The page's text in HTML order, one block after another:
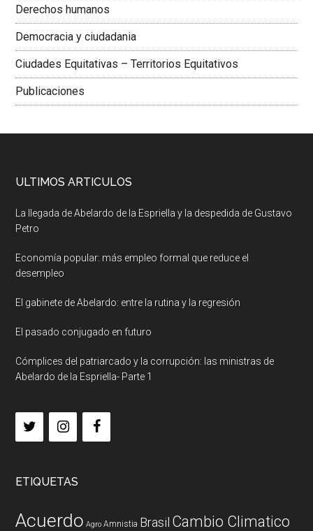
Derechos humanos
Democracia y ciudadania
Ciudades Equitativas – Territorios Equitativos
Publicaciones
ULTIMOS ARTICULOS
La llegada de Abelardo de la Espriella y la despedida de Gustavo
Petro
Economía popular: más empleo formal que reduce el
desempleo
El gabinete de Abelardo: entre la rutina y la regresión
El pasado conjugado en futuro
Cómplices del patriarcado y la corrupción: las ministras de
Abelardo de la Espriella- Parte 1
ETIQUETAS
Acuerdo Agro Amnistia Brasil Cambio Climatico